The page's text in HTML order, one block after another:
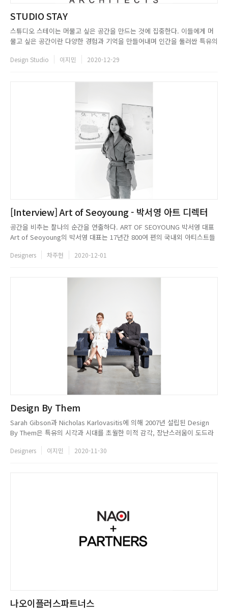
STUDIO STAY
스튜디오 스테이는 머물고 싶은 공간을 만드는 것에 집중한다. 이들에게 머
물고 싶은 공간이란 다양한 경험과 기억을 만들어내며 인간을 둘러싼 특유의
깊이와 질감에 집중하며, 시각적인 공간이 아닌 상상력을 자극하는 공감각적
Design Studio 이지민 2020-12-29
[Interview] Art of Seoyoung - 박서영 아트 디렉터
공간을 비추는 찰나의 순간을 연출하다. ART OF SEOYOUNG 박서영 대표
Art of Seoyoung의 박서영 대표는 17년간 800여 편의 국내외 아티스트들
온 아트디렉터다. 영상의 연출뿐만 아니라 프로덕션 디자인, 인테리어 디자
Designers 차주헌 2020-12-01
Design By Them
Sarah Gibson과 Nicholas Karlovasitis에 의해 2007년 설립된 Design
By Them은 특유의 시각과 시대를 초월한 미적 감각, 장난스러움이 도드라
잡았다. 호주에 본사를 둔 스튜디오는 호주 디자이너에 의해 제품을 설계하
Designers 이지민 2020-11-30
나오이플러스파트너스